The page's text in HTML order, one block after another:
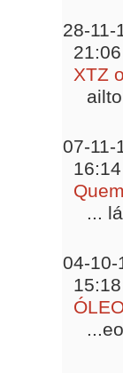
28-11-
XTZ
07-11-
...
04-10-